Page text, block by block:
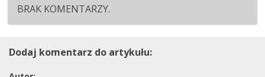
BRAK KOMENTARZY.
Dodaj komentarz do artykułu: